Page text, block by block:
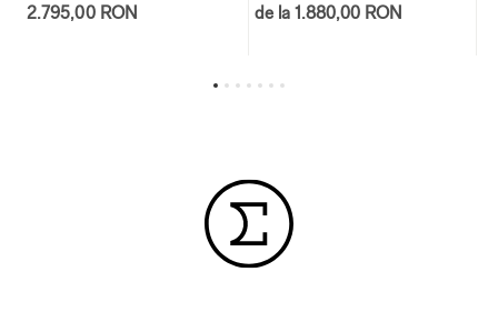
2.795,00 RON de la 1.880,00 RON